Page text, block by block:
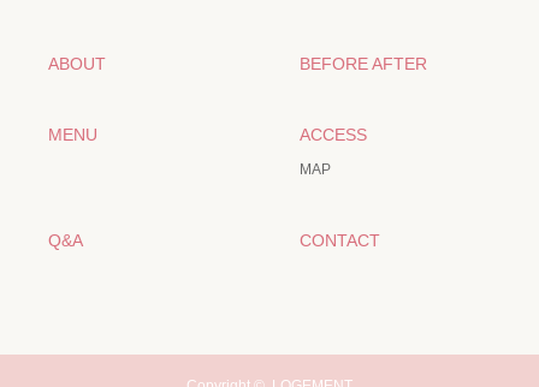
ABOUT BEFORE AFTER
MENU ACCESS
MAP
Q&A CONTACT